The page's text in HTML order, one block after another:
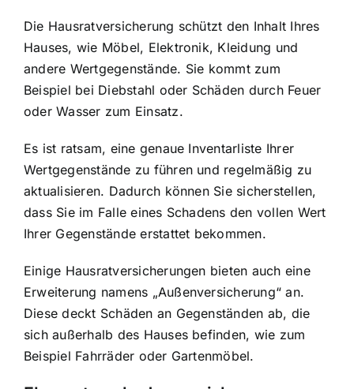
Die Hausratversicherung schützt den Inhalt Ihres
Hauses, wie Möbel, Elektronik, Kleidung und
andere Wertgegenstände. Sie kommt zum
Beispiel bei Diebstahl oder Schäden durch Feuer
oder Wasser zum Einsatz.
Es ist ratsam, eine genaue Inventarliste Ihrer
Wertgegenstände zu führen und regelmäßig zu
aktualisieren. Dadurch können Sie sicherstellen,
dass Sie im Falle eines Schadens den vollen Wert
Ihrer Gegenstände erstattet bekommen.
Einige Hausratversicherungen bieten auch eine
Erweiterung namens „Außenversicherung“ an.
Diese deckt Schäden an Gegenständen ab, die
sich außerhalb des Hauses befinden, wie zum
Beispiel Fahrräder oder Gartenmöbel.